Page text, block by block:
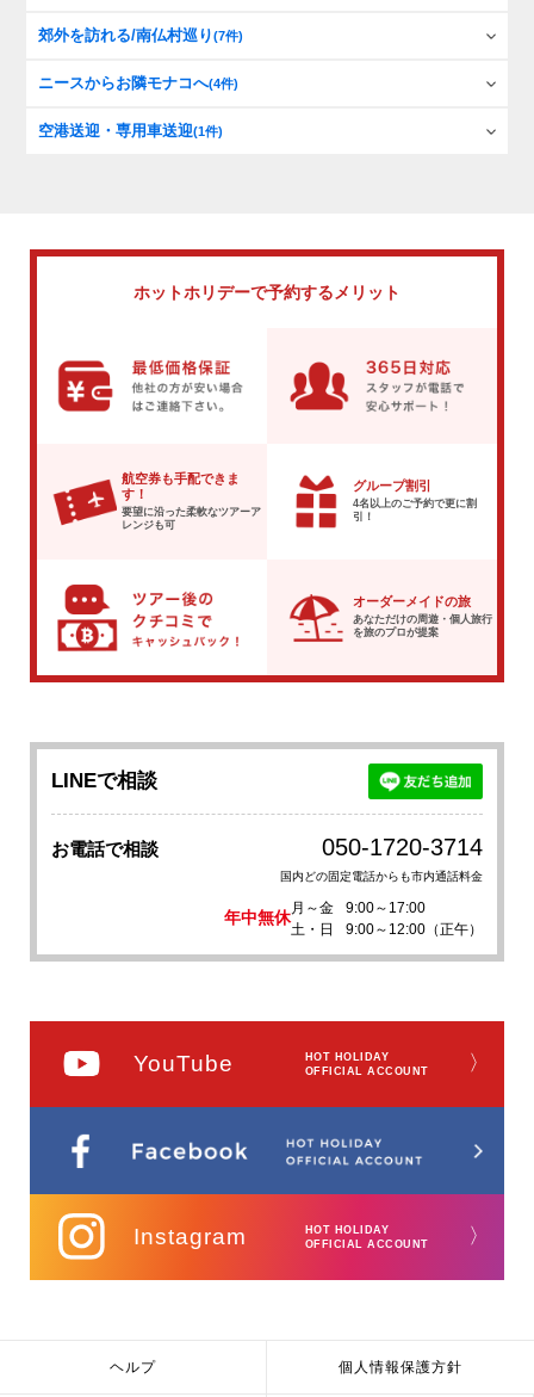
郊外を訪れる/南仏村巡り(7件)
ニースからお隣モナコへ(4件)
空港送迎・専用車送迎(1件)
ホットホリデーで予約するメリット
航空券も手配できま
す！
要望に沿った柔軟なツアーア
レンジも可
グループ割引
4名以上のご予約で更に割
引！
オーダーメイドの旅
あなただけの周遊・個人旅行
を旅のプロが提案
LINEで相談
お電話で相談 050-1720-3714
国内どの固定電話からも市内通話料金
年中無休
月～金
9:00～17:00
土・日
9:00～12:00（正午）
YouTube
HOT HOLIDAY
OFFICIAL ACCOUNT
〉
Instagram
HOT HOLIDAY
OFFICIAL ACCOUNT
〉
ヘルプ 個人情報保護方針